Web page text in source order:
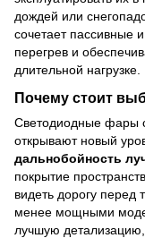
дождей или
сочетает пассивные
перегрев и
длительной нагрузке.
Почему стоит
Светодиодные фары
открывают новый
дальнобойность
покрытие
видеть дорогу
менее мощными
лучшую